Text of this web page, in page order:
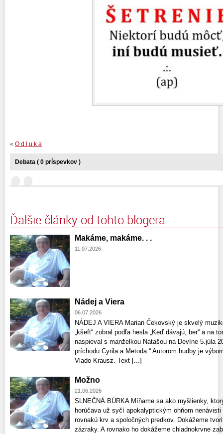
« O d l u k a
Debata ( 0 príspevkov )
Ďalšie články od tohto blogera
Makáme, makáme. . .
11.07.2026
Nádej a Viera
06.07.2026
NÁDEJ A VIERA Marian Čekovský je skvelý
„kšeft“ zobral podľa hesla „Keď dávajú, ber“ a na
naspieval s manželkou Natašou na Devíne 5.júla
príchodu Cyrila a Metoda.“ Autorom hudby je
Vlado Krausz. Text [...]
Možno
21.06.2026
SLNEČNÁ BÚRKA Míňame sa ako myšlienky,
horúčava už syčí apokalyptickým ohňom
rovnakú krv a spoločných predkov. Dokážeme
zázraky. A rovnako ho dokážeme chladnokrvne